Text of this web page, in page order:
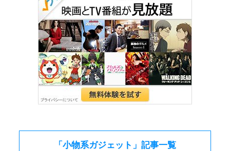
「小物系ガジェット」記事一覧